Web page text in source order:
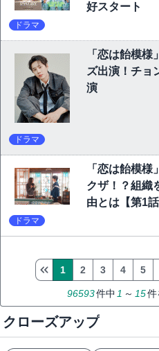
好スタート
ドラマ
「恋は飴模
ズ出演！チョ
演
ドラマ
「恋は飴模
クザ！？組織
由とは【第1話
ドラマ
96593件中 1 ～ 15件
1 2 3 4 5
クローズアップ